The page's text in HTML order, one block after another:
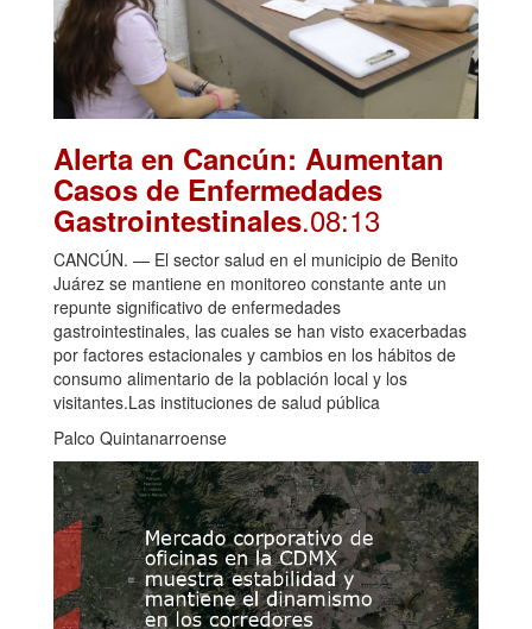
Alerta en Cancún: Aumentan
Casos de Enfermedades
Gastrointestinales.08:13
CANCÚN. — El sector salud en el municipio de Benito
Juárez se mantiene en monitoreo constante ante un
repunte significativo de enfermedades
gastrointestinales, las cuales se han visto exacerbadas
por factores estacionales y cambios en los hábitos de
consumo alimentario de la población local y los
visitantes.Las instituciones de salud pública
Palco Quintanarroense